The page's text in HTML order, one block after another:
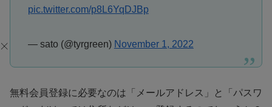
pic.twitter.com/p8L6YqDJBp
— sato (@tyrgreen) November 1, 2022
無料会員登録に必要なのは「メールアドレス」と「パスワ